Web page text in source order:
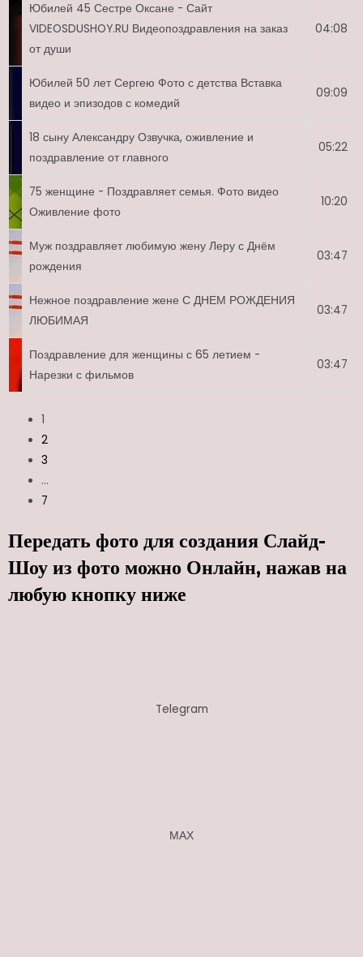
Юбилей 45 Сестре Оксане - Сайт
VIDEOSDUSHOY.RU Видеопоздравления на заказ
от души
04:08
Юбилей 50 лет Сергею Фото с детства Вставка
видео и эпизодов с комедий
09:09
18 сыну Александру Озвучка, оживление и
поздравление от главного
05:22
75 женщине - Поздравляет семья. Фото видео
Оживление фото
10:20
Муж поздравляет любимую жену Леру с Днём
рождения
03:47
Нежное поздравление жене С ДНЕМ РОЖДЕНИЯ
ЛЮБИМАЯ
03:47
Поздравление для женщины с 65 летием -
Нарезки с фильмов
03:47
1
2
3
…
7
Передать фото для создания Слайд-
Шоу из фото можно Онлайн, нажав на
любую кнопку ниже
Telegram
МАХ